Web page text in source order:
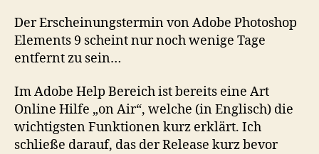
–
Der Erscheinungstermin von Adobe Photoshop
Elements 9 scheint nur noch wenige Tage
entfernt zu sein…
Im Adobe Help Bereich ist bereits eine Art
Online Hilfe „on Air“, welche (in Englisch) die
wichtigsten Funktionen kurz erklärt. Ich
schließe darauf, das der Release kurz bevor